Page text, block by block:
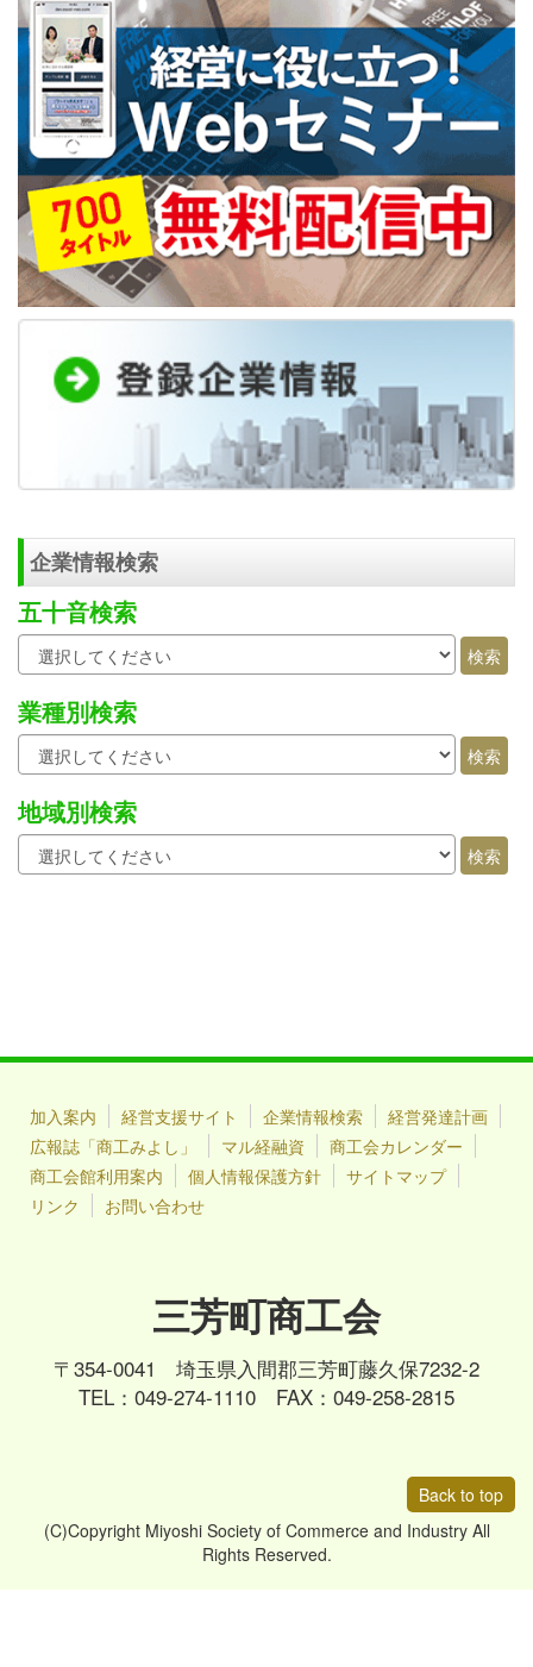
企業情報検索
五十音検索
業種別検索
地域別検索
加入案内 経営支援サイト 企業情報検索
経営発達計画
広報誌「商工みよし」
マル経融資
商工会カレンダー
商工会館利用案内
個人情報保護方針
サイトマップ
リンク
お問い合わせ
三芳町商工会
〒354-0041 埼玉県入間郡三芳町藤久保7232-2
TEL：049-274-1110 FAX：049-258-2815
Back to top
(C)Copyright Miyoshi Society of Commerce and Industry All
Rights Reserved.